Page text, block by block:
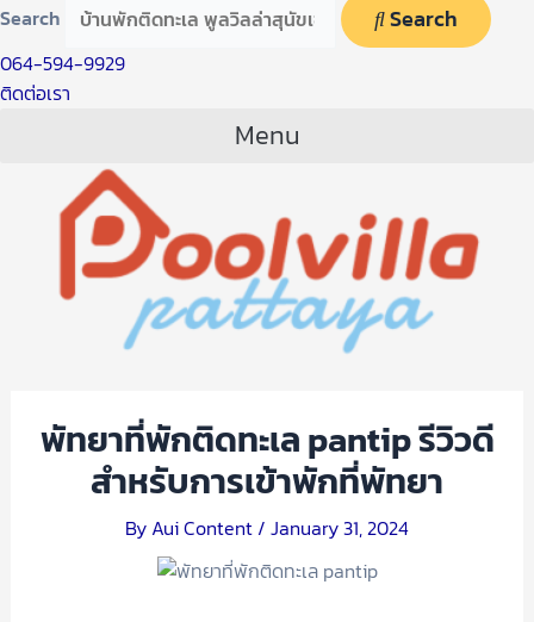
Search Search
064-594-9929
ติดต่อเรา
Menu
พัทยาที่พักติดทะเล pantip รีวิวดี
สำหรับการเข้าพักที่พัทยา
By Aui Content / January 31, 2024